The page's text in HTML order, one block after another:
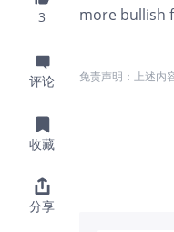
3
评论
收藏
分享
more bullish
免责声明：上述内